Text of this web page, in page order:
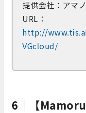
提供会社：アマ
URL：
http://
VGcloud/
6｜【